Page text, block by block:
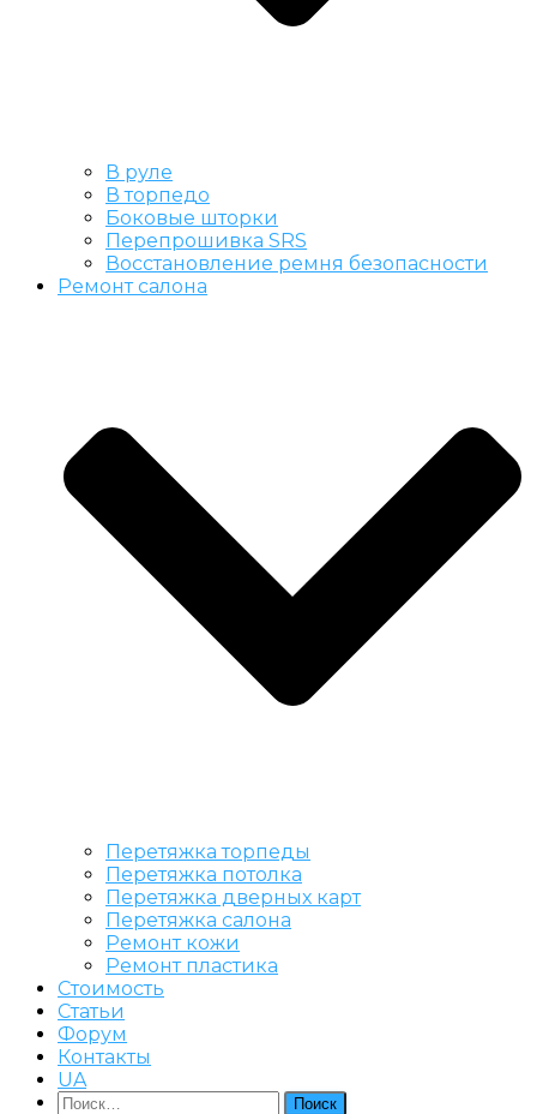
В руле
В торпедо
Боковые шторки
Перепрошивка SRS
Восстановление ремня безопасности
Ремонт салона
Перетяжка торпеды
Перетяжка потолка
Перетяжка дверных карт
Перетяжка салона
Ремонт кожи
Ремонт пластика
Стоимость
Статьи
Форум
Контакты
UA
Найти: